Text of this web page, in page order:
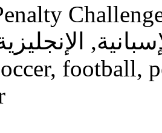
football,